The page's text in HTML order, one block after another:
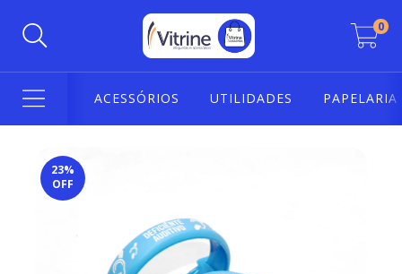
0
ACESSÓRIOS UTILIDADES PAPELARIA
23%
OFF